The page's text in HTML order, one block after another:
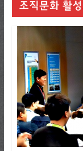
조직문화 활